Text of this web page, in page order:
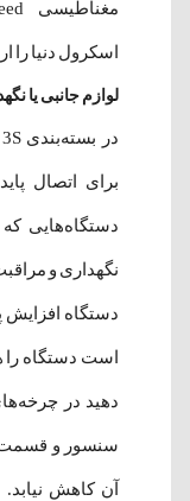
اسکرول دنیا را
لوازم جانبی یا
در بسته‌بندی Logitech MX Master 3S یک
برای اتصال
دستگاه‌هایی
نگهداری و
دستگاه افزایش
دهید در
سنسور و
آن کاهش